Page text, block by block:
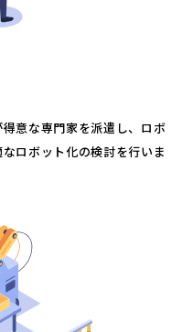
意な専門家を派遣し、 ロボ
なロボット化の検討を行いま